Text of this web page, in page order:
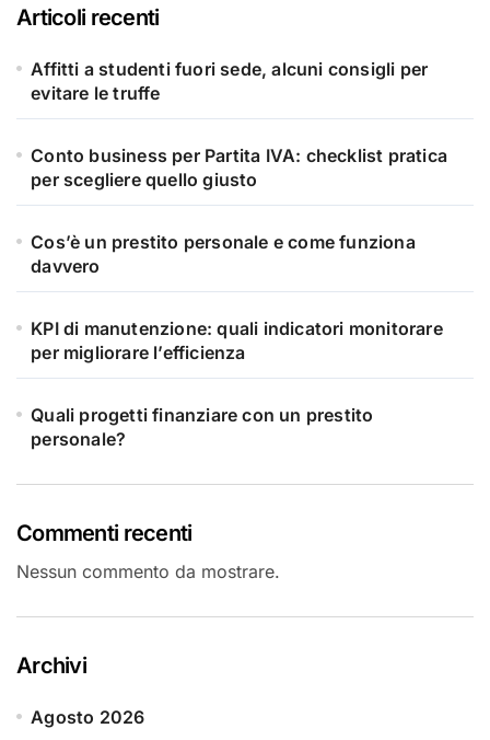
Articoli recenti
Affitti a studenti fuori sede, alcuni consigli per
evitare le truffe
Conto business per Partita IVA: checklist pratica
per scegliere quello giusto
Cos’è un prestito personale e come funziona
davvero
KPI di manutenzione: quali indicatori monitorare
per migliorare l’efficienza
Quali progetti finanziare con un prestito
personale?
Commenti recenti
Nessun commento da mostrare.
Archivi
Agosto 2026